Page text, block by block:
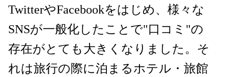
TwitterやFacebookをはじめ、様々な
SNSが一般化したことで"口コミ"の
存在がとても大きくなりました。そ
れは旅行の際に泊まるホテル・旅館